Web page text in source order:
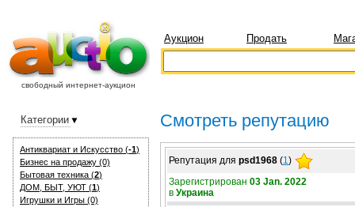
свободный интернет-аукцион
Аукцион Продать
Антиквариат и Искуcство (-1)
Бизнес на продажу (0)
Бытовая техника (2)
ДОМ, БЫТ, УЮТ (1)
Игрушки и Игры (0)
Категории Смотреть репутацию
Репутация для psd1968 (1 )
Зарегистрирован 03 Jan. 2022
в Украина